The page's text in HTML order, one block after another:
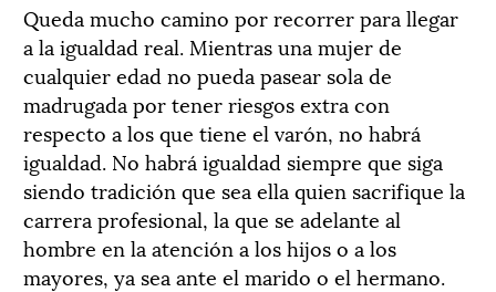
Queda mucho camino por recorrer para llegar
a la igualdad real. Mientras una mujer de
cualquier edad no pueda pasear sola de
madrugada por tener riesgos extra con
respecto a los que tiene el varón, no habrá
igualdad. No habrá igualdad siempre que siga
siendo tradición que sea ella quien sacrifique la
carrera profesional, la que se adelante al
hombre en la atención a los hijos o a los
mayores, ya sea ante el marido o el hermano.